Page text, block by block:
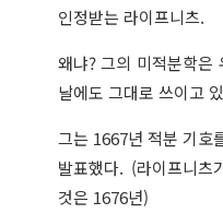
인정받는 라이프니츠.
왜냐? 그의 미적분학은
날에도 그대로 쓰이고
그는 1667년 적분 기호
발표했다. (라이프니
것은 1676년)